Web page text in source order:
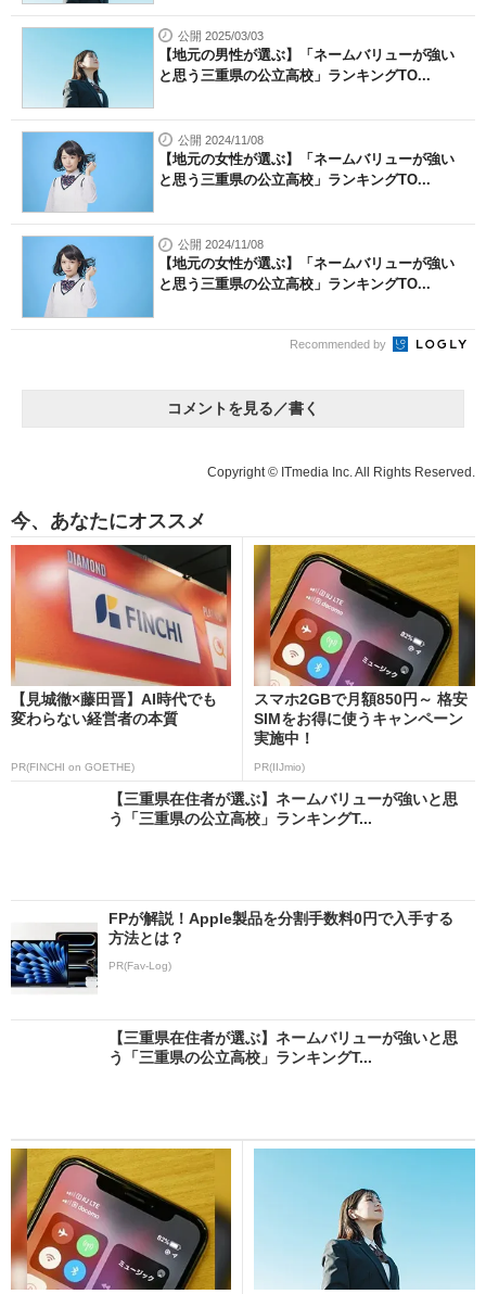
公開 2025/03/03
【地元の男性が選ぶ】「ネームバリューが強い
と思う三重県の公立高校」ランキングTO...
公開 2024/11/08
【地元の女性が選ぶ】「ネームバリューが強い
と思う三重県の公立高校」ランキングTO...
公開 2024/11/08
【地元の女性が選ぶ】「ネームバリューが強い
と思う三重県の公立高校」ランキングTO...
Recommended by
コメントを見る／書く
Copyright © ITmedia Inc. All Rights Reserved.
今、あなたにオススメ
【見城徹×藤田晋】AI時代でも
変わらない経営者の本質
PR(FINCHI on GOETHE)
スマホ2GBで月額850円～ 格安
SIMをお得に使うキャンペーン
実施中！
PR(IIJmio)
【三重県在住者が選ぶ】ネームバリューが強いと思
う「三重県の公立高校」ランキングT...
FPが解説！Apple製品を分割手数料0円で入手する
方法とは？
PR(Fav-Log)
【三重県在住者が選ぶ】ネームバリューが強いと思
う「三重県の公立高校」ランキングT...